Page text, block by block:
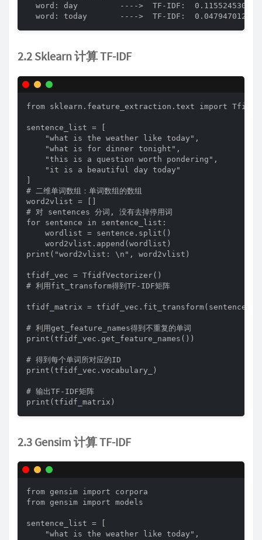
word: day         ---->  TF-IDF:
word: today       ---->  TF-IDF:
2.2 Sklearn 计算 TF-IDF
from sklearn.feature_extraction.text import
sentence_list = [
    "what is the weather like today",
    "what is for dinner tonight",
    "this is a question worth pondering",
    "it is a beautiful day today"
]
# 二维单词数组：单词数组的数组
word2vlist = []
# 对 sentences 分词, 没有去掉停用词
for sentence in sentence_list:
    wordlist = sentence.split()
    word2vlist.append(wordlist)
print("word2vlist: \n", word2vlist)
tfidf_vec = TfidfVectorizer()
# 利用fit_transform得到TF-IDF矩阵
tfidf_matrix =
# 利用get_feature_names得到不重复的单词
print(tfidf_vec.get_feature_names())
# 得到每个单词所对应的ID
print(tfidf_vec.vocabulary_)
# 输出TF-IDF矩阵
print(tfidf_matrix)
2.3 Gensim 计算 TF-IDF
from gensim import corpora
from gensim import models
sentence_list = [
    "what is the weather like today",